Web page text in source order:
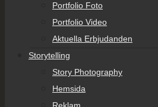
Portfolio Foto
Portfolio Video
Aktuella Erbjudanden
Storytelling
Story Photography
Hemsida